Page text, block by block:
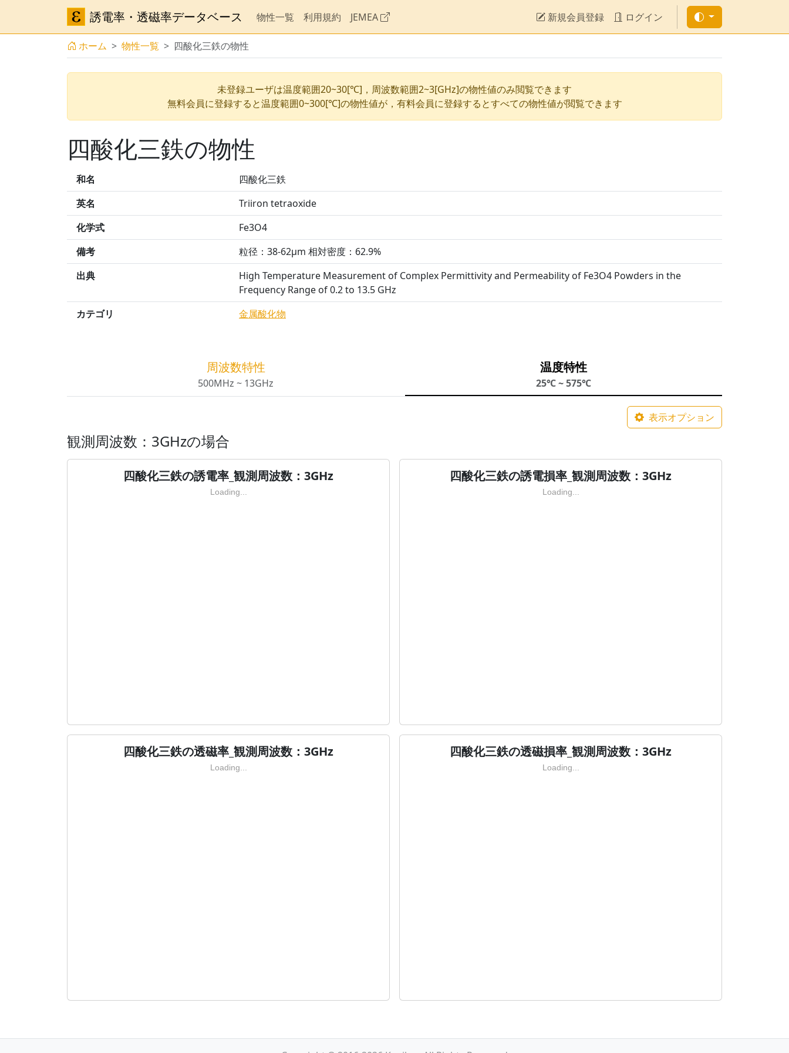
誘電率・透磁率データベース 物性一覧 利用規約 JEMEA 新規会員登録 ログイン
ホーム 物性一覧 四酸化三鉄の物性
未登録ユーザは温度範囲20~30[℃]，周波数範囲2~3[GHz]の物性値のみ閲覧できます
無料会員に登録すると温度範囲0~300[℃]の物性値が，有料会員に登録するとすべての物性値が閲覧できます
四酸化三鉄の物性
和名
四酸化三鉄
英名
Triiron tetraoxide
化学式
Fe3O4
備考
粒径：38-62μm 相対密度：62.9%
出典
High Temperature Measurement of Complex Permittivity and Permeability of Fe3O4 Powders in the
Frequency Range of 0.2 to 13.5 GHz
カテゴリ
金属酸化物
周波数特性
500MHz ~ 13GHz
温度特性
25℃ ~ 575℃
表示オプション
観測周波数：3GHzの場合
四酸化三鉄の誘電率_観測周波数：3GHz
Loading...
四酸化三鉄の誘電損率_観測周波数：3GHz
Loading...
四酸化三鉄の透磁率_観測周波数：3GHz
Loading...
四酸化三鉄の透磁損率_観測周波数：3GHz
Loading...